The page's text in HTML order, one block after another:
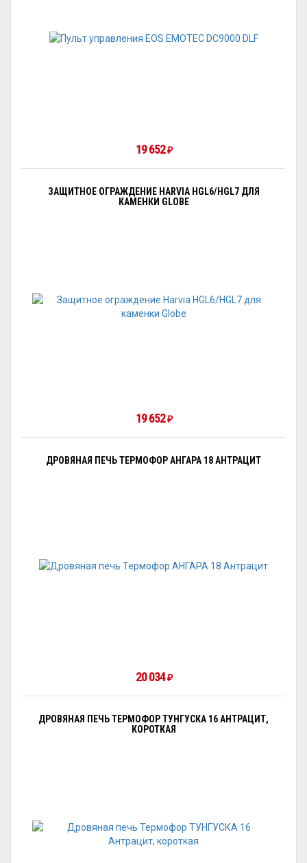
19 652₽
ЗАЩИТНОЕ ОГРАЖДЕНИЕ HARVIA HGL6/HGL7 ДЛЯ
КАМЕНКИ GLOBE
19 652₽
ДРОВЯНАЯ ПЕЧЬ ТЕРМОФОР АНГАРА 18 АНТРАЦИТ
20 034₽
ДРОВЯНАЯ ПЕЧЬ ТЕРМОФОР ТУНГУСКА 16 АНТРАЦИТ,
КОРОТКАЯ